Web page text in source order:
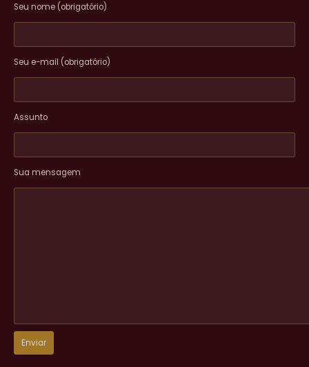
Seu nome (obrigatório)
Seu e-mail (obrigatório)
Assunto
Sua mensagem